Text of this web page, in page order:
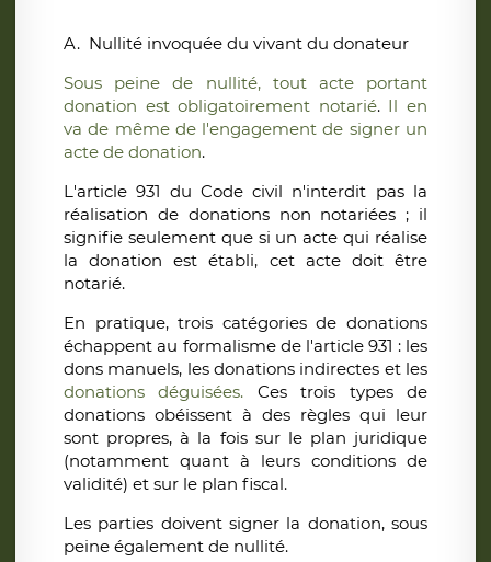
A. Nullité invoquée du vivant du donateur
Sous peine de nullité, tout acte portant
donation est obligatoirement notarié. Il en
va de même de l'engagement de signer un
acte de donation.
L'article 931 du Code civil n'interdit pas la
réalisation de donations non notariées ; il
signifie seulement que si un acte qui réalise
la donation est établi, cet acte doit être
notarié.
En pratique, trois catégories de donations
échappent au formalisme de l'article 931 : les
dons manuels, les donations indirectes et les
donations déguisées. Ces trois types de
donations obéissent à des règles qui leur
sont propres, à la fois sur le plan juridique
(notamment quant à leurs conditions de
validité) et sur le plan fiscal.
Les parties doivent signer la donation, sous
peine également de nullité.